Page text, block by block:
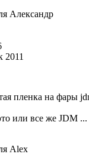
2011
пленка на фары
или все же JDM ...